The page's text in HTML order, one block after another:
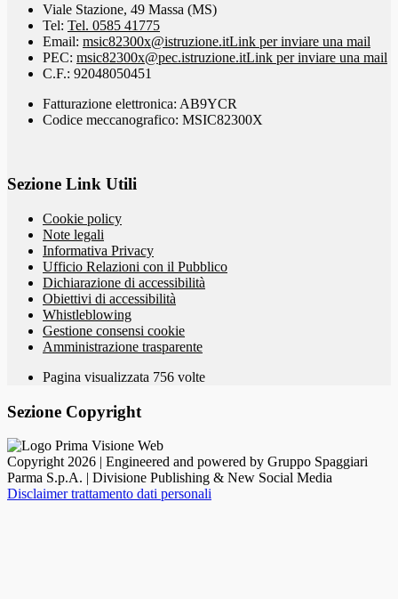
Viale Stazione, 49 Massa (MS)
Tel: Tel. 0585 41775
Email: msic82300x@istruzione.itLink per inviare una mail
PEC: msic82300x@pec.istruzione.itLink per inviare una mail
C.F.: 92048050451
Fatturazione elettronica: AB9YCR
Codice meccanografico: MSIC82300X
Sezione Link Utili
Cookie policy
Note legali
Informativa Privacy
Ufficio Relazioni con il Pubblico
Dichiarazione di accessibilità
Obiettivi di accessibilità
Whistleblowing
Gestione consensi cookie
Amministrazione trasparente
Pagina visualizzata 756 volte
Sezione Copyright
Copyright 2026 | Engineered and powered by Gruppo Spaggiari
Parma S.p.A. | Divisione Publishing & New Social Media
Disclaimer trattamento dati personali